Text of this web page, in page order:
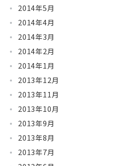
2014年5月
2014年4月
2014年3月
2014年2月
2014年1月
2013年12月
2013年11月
2013年10月
2013年9月
2013年8月
2013年7月